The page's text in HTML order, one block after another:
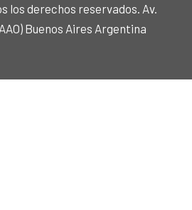
los derechos reservados. Av.
Buenos Aires Argentina